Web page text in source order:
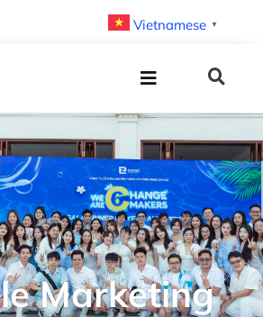
Vietnamese ▼
Marketing